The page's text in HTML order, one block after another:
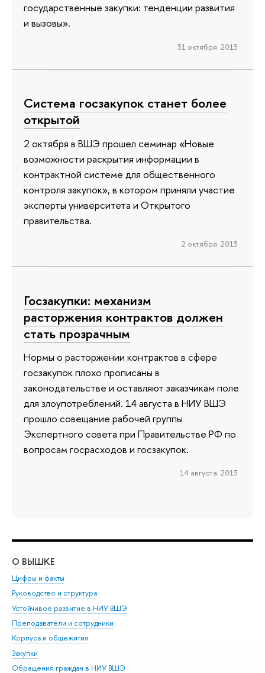
государственные закупки: тенденции развития
и вызовы».
31 октября 2013
Система госзакупок станет более
открытой
2 октября в ВШЭ прошел семинар «Новые
возможности раскрытия информации в
контрактной системе для общественного
контроля закупок», в котором приняли участие
эксперты университета и Открытого
правительства.
2 октября 2013
Госзакупки: механизм
расторжения контрактов должен
стать прозрачным
Нормы о расторжении контрактов в сфере
госзакупок плохо прописаны в
законодательстве и оставляют заказчикам поле
для злоупотреблений. 14 августа в НИУ ВШЭ
прошло совещание рабочей группы
Экспертного совета при Правительстве РФ по
вопросам госрасходов и госзакупок.
14 августа 2013
О ВЫШКЕ
Цифры и факты
Руководство и структура
Устойчивое развитие в НИУ ВШЭ
Преподаватели и сотрудники
Корпуса и общежития
Закупки
Обращения граждан в НИУ ВШЭ